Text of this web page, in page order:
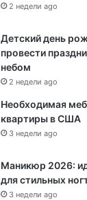
2 недели ago
Детский день
провести
небом
2 недели ago
Необходимая
квартиры в США
3 недели ago
Маникюр 2026:
для стильных
3 недели ago